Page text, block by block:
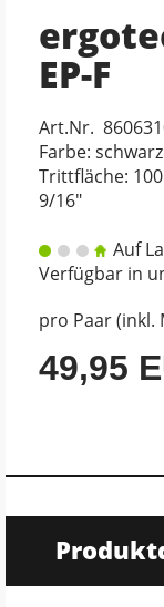
EP-F
Art.Nr.
Farbe: schwarz
Trittfläche:
9/16"
Auf
Verfügbar in
pro Paar (inkl.
49,95